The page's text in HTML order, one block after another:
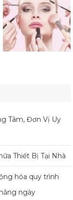
Tâm, Đơn Vị Uy
Thiết Bị Tại Nhà
hóa quy trình
ngày